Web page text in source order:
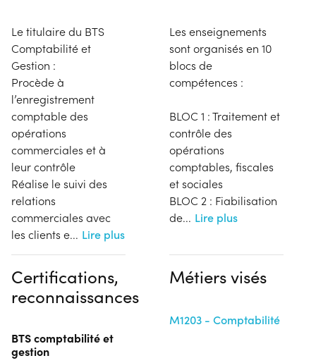
Le titulaire du BTS
Comptabilité et
Gestion :
Procède à
l’enregistrement
comptable des
opérations
commerciales et à
leur contrôle
Réalise le suivi des
relations
commerciales avec
les clients e... Lire plus
Les enseignements
sont organisés en 10
blocs de
compétences :
BLOC 1 : Traitement et
contrôle des
opérations
comptables, fiscales
et sociales
BLOC 2 : Fiabilisation
de... Lire plus
Certifications,
reconnaissances
BTS comptabilité et
gestion
Métiers visés
M1203 - Comptabilité